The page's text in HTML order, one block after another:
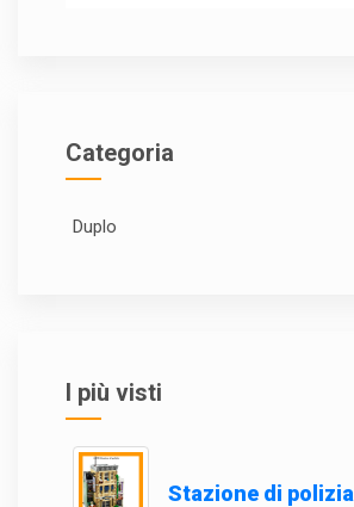
Categoria
Duplo
I più visti
Stazione di polizia